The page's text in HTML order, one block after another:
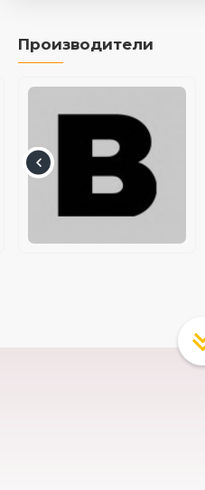
Производители